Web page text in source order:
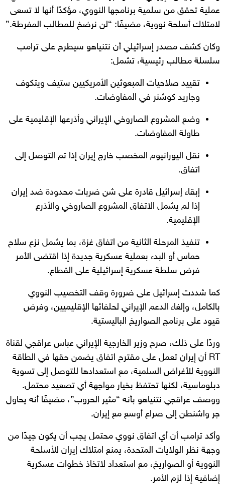
عملية تحقق من سلمية برنامجها النووي، مؤكدًا أنها لا تسعى
لامتلاك أسلحة نووية، مضيفًا: “لن نرضخ للمطالب المفرطة.”
وكان كشف مصدر إسرائيلي أن نتنياهو سيطرح على ترامب
سلسلة مطالب رئيسية، تشمل:
تقييد صلاحيات المبعوثين الأمريكيين ستيف ويتكوف
وجاريد كوشنر في المفاوضات.
وضع المشروع الصاروخي الإيراني وأذرعها الإقليمية على
طاولة المفاوضات.
نقل اليورانيوم المخصب خارج إيران إذا تم التوصل إلى
اتفاق.
إبقاء إسرائيل قادرة على شن ضربات محدودة ضد إيران
إذا لم يشمل الاتفاق المشروع الصاروخي والأذرع
الإقليمية.
تنفيذ المرحلة الثانية من اتفاق غزة، بما يشمل نزع سلاح
حماس أو البدء بعملية عسكرية جديدة إذا اقتضى الأمر
فرض سلطة عسكرية إسرائيلية على القطاع.
كما شددت إسرائيل على ضرورة وقف التخصيب النووي
بالكامل، وإلغاء الدعم الإيراني لحلفائها الإقليميين، وفرض
قيود على برنامج الصواريخ الباليستية.
وردًا على ذلك، صرح وزير الخارجية الإيراني عباس عراقجي لقناة
RT أن إيران تعمل على مقترح اتفاق يضمن حقها في الطاقة
النووية للأغراض السلمية، مع استعدادها للتوصل إلى تسوية
دبلوماسية، لكنها تحتفظ بخيار مواجهة أي تصعيد محتمل.
ووصف عراقجي نتنياهو بأنه “مثير الحروب”، مضيفًا أنه يحاول
جر واشنطن إلى صراع أوسع مع إيران.
وأكد ترامب أن أي اتفاق نووي محتمل يجب أن يكون جيدًا من
وجهة نظر الولايات المتحدة، يمنع امتلاك إيران للأسلحة
النووية أو الصواريخ، مع استعداد لاتخاذ خطوات عسكرية
إضافية إذا لزم الأمر.